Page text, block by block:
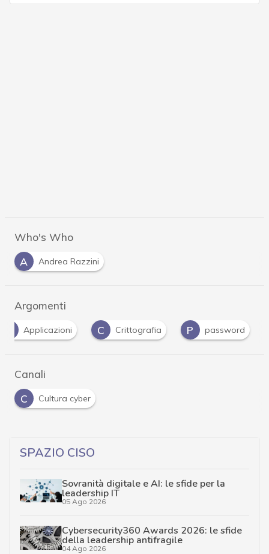
Who's Who
A
Andrea Razzini
Argomenti
Applicazioni C Crittografia P password
Canali
C
Cultura cyber
SPAZIO CISO
Sovranità digitale e AI: le sfide per la
leadership IT
05 Ago 2026
Cybersecurity360 Awards 2026: le sfide
della leadership antifragile
04 Ago 2026